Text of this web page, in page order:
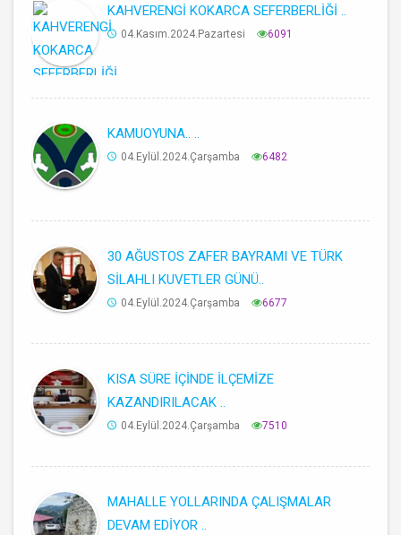
KAHVERENGİ KOKARCA SEFERBERLİĞİ ..
04.Kasım.2024.Pazartesi 6091
KAMUOYUNA.. ..
04.Eylül.2024.Çarşamba 6482
30 AĞUSTOS ZAFER BAYRAMI VE TÜRK
SİLAHLI KUVETLER GÜNÜ..
04.Eylül.2024.Çarşamba 6677
KISA SÜRE İÇİNDE İLÇEMİZE
KAZANDIRILACAK ..
04.Eylül.2024.Çarşamba 7510
MAHALLE YOLLARINDA ÇALIŞMALAR
DEVAM EDİYOR ..